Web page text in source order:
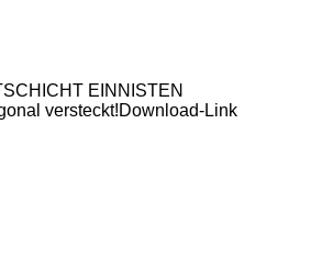
EINNISTEN
versteckt!Download-Link